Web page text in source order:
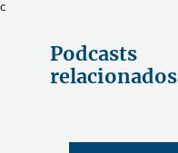
c
Podcasts
relacionados